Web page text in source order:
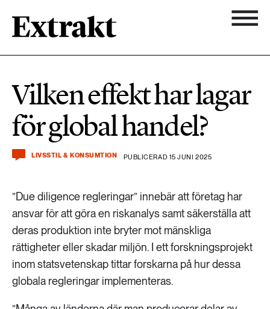
Biologisk mångfald
Hållbara städer
Industri & Energi
Klimat
Landsbygd
Livsstil & konsumtion
Nyhetsbrev
Om Extrakt
900 ARTIKLAR
584 ARTIKLAR
Hållbara städer
473 ARTIKLAR
471 ARTIKLAR
Kemikalier
1492 ARTIKLAR
Klimat
Vilken effekt har lagar
för global handel?
LIVSSTIL & KONSUMTION PUBLICERAD 15 JUNI 2025
”Due diligence regleringar” innebär att företag har
ansvar för att göra en riskanalys samt säkerställa att
deras produktion inte bryter mot mänskliga
rättigheter eller skadar miljön. I ett forskningsprojekt
inom statsvetenskap tittar forskarna på hur dessa
globala regleringar implementeras.